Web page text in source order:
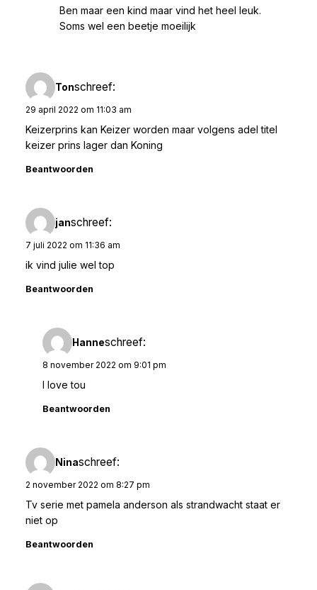
Ben maar een kind maar vind het heel leuk.
Soms wel een beetje moeilijk
Tonschreef:
29 april 2022 om 11:03 am
Keizerprins kan Keizer worden maar volgens adel titel
keizer prins lager dan Koning
Beantwoorden
janschreef:
7 juli 2022 om 11:36 am
ik vind julie wel top
Beantwoorden
Hanneschreef:
8 november 2022 om 9:01 pm
I love tou
Beantwoorden
Ninaschreef:
2 november 2022 om 8:27 pm
Tv serie met pamela anderson als strandwacht staat er
niet op
Beantwoorden